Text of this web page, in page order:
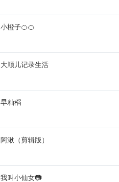
小橙子🍊🍊
大顺儿记录生活
早籼稻
阿湫（剪辑版）
我叫小仙女📷